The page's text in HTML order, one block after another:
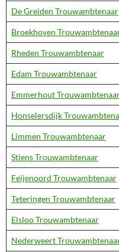
De Greiden Trouwambtenaar
Broekhoven
Rheden Trouwambtenaar
Edam Trouwambtenaar
Emmerhout
Honselersdijk
Limmen Trouwambtenaar
Stiens Trouwambtenaar
Feijenoord Trouwambtenaar
Teteringen Trouwambtenaar
Elsloo Trouwambtenaar
Nederweert